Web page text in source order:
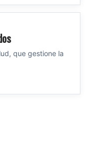
que gestione la